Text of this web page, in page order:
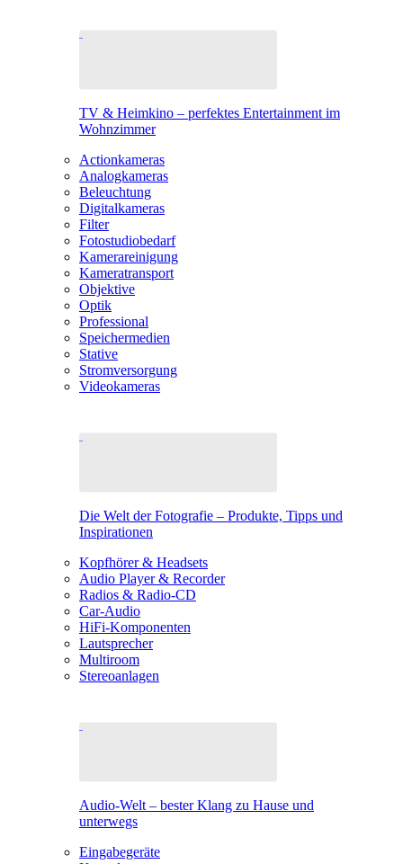
TV & Heimkino – perfektes Entertainment im
Wohnzimmer
Actionkameras
Analogkameras
Beleuchtung
Digitalkameras
Filter
Fotostudiobedarf
Kamerareinigung
Kameratransport
Objektive
Optik
Professional
Speichermedien
Stative
Stromversorgung
Videokameras
Die Welt der Fotografie – Produkte, Tipps und
Inspirationen
Kopfhörer & Headsets
Audio Player & Recorder
Radios & Radio-CD
Car-Audio
HiFi-Komponenten
Lautsprecher
Multiroom
Stereoanlagen
Audio-Welt – bester Klang zu Hause und
unterwegs
Eingabegeräte